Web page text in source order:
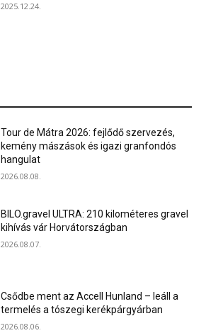
2025.12.24.
Tour de Mátra 2026: fejlődő szervezés,
kemény mászások és igazi granfondós
hangulat
2026.08.08.
BILO.gravel ULTRA: 210 kilométeres gravel
kihívás vár Horvátországban
2026.08.07.
Csődbe ment az Accell Hunland – leáll a
termelés a tószegi kerékpárgyárban
2026.08.06.